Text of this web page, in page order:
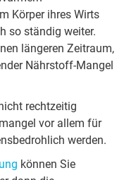
Körper ihres Wirts
so ständig weiter.
längeren Zeitraum,
Nährstoff-Mangel
rechtzeitig
vor allem für
werden.
können Sie